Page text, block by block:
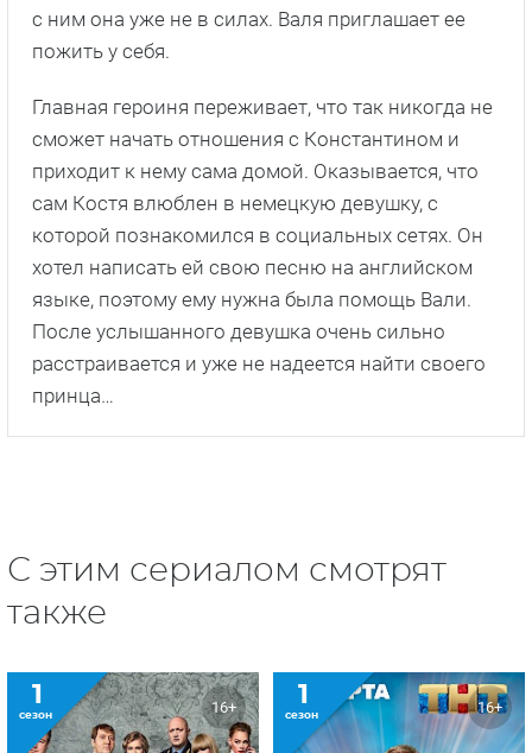
с ним она уже не в силах. Валя приглашает ее
пожить у себя.
Главная героиня переживает, что так никогда не
сможет начать отношения с Константином и
приходит к нему сама домой. Оказывается, что
сам Костя влюблен в немецкую девушку, с
которой познакомился в социальных сетях. Он
хотел написать ей свою песню на английском
языке, поэтому ему нужна была помощь Вали.
После услышанного девушка очень сильно
расстраивается и уже не надеется найти своего
принца…